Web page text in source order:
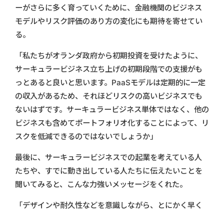
ーがさらに多く育っていくために、金融機関のビジネス
モデルやリスク評価のあり方の変化にも期待を寄せてい
る。
「私たちがオランダ政府から初期投資を受けたように、
サーキュラービジネス立ち上げの初期段階での支援がも
っとあると良いと思います。PaaSモデルは定期的に一定
の収入があるため、それほどリスクの高いビジネスでも
ないはずです。サーキュラービジネス単体ではなく、他の
ビジネスも含めてポートフォリオ化することによって、リ
スクを低減できるのではないでしょうか」
最後に、サーキュラービジネスでの起業を考えている人
たちや、すでに動き出している人たちに伝えたいことを
聞いてみると、こんな力強いメッセージをくれた。
「デザインや耐久性などを意識しながら、とにかく早く